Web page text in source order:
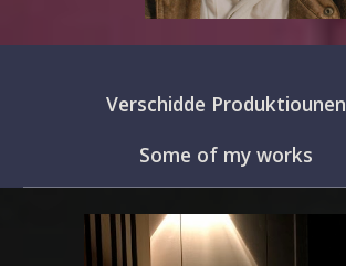
Verschidde Produktiounen
Some of my works